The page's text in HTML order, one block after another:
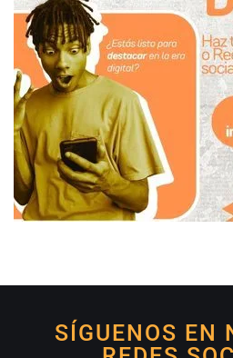
SÍGUENOS EN